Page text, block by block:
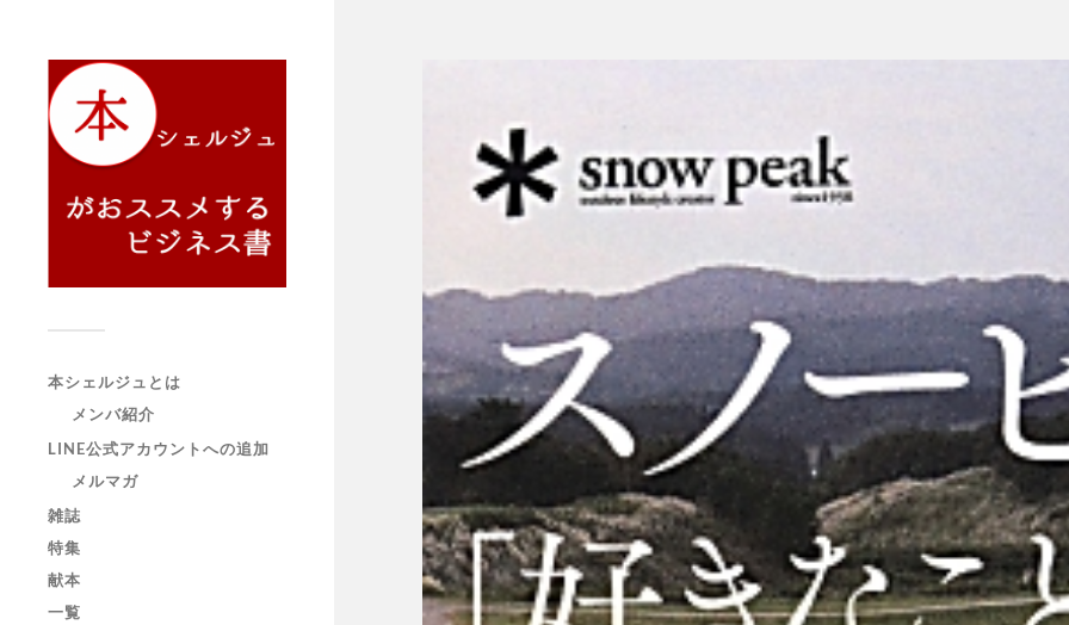
本シェルジュとは
メンバ紹介
LINE公式アカウントへの追加
メルマガ
雑誌
特集
献本
一覧